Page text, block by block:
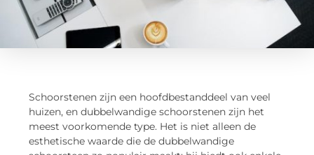
Schoorstenen zijn een hoofdbestanddeel van veel
huizen, en dubbelwandige schoorstenen zijn het
meest voorkomende type. Het is niet alleen de
esthetische waarde die de dubbelwandige